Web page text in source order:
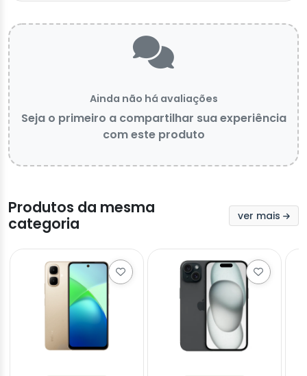
Ainda não há avaliações
Seja o primeiro a compartilhar sua experiência
com este produto
Produtos da mesma
categoria
ver mais